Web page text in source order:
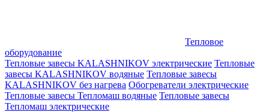
Тепловое
оборудование
Тепловые завесы KALASHNIKOV электрические Тепловые
завесы KALASHNIKOV водяные Тепловые завесы
KALASHNIKOV без нагрева Обогреватели электрические
Тепловые завесы Тепломаш водяные Тепловые завесы
Тепломаш электрические